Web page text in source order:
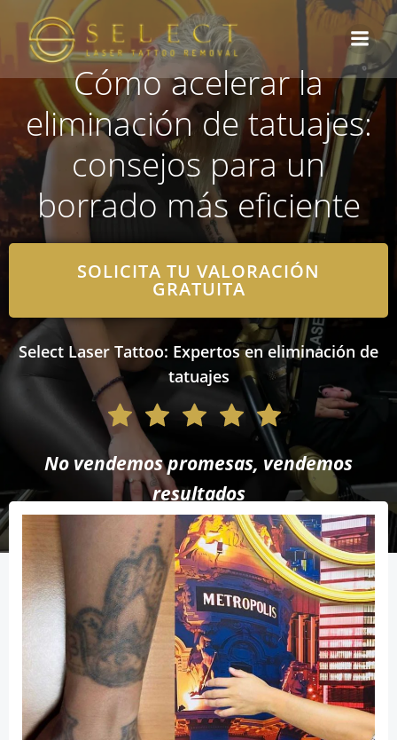
Saltar
al
contenido
Cómo acelerar la
eliminación de tatuajes:
consejos para un
borrado más eficiente
SOLICITA TU VALORACIÓN
GRATUITA
Select Laser Tattoo: Expertos en eliminación de
tatuajes
No vendemos promesas, vendemos
resultados